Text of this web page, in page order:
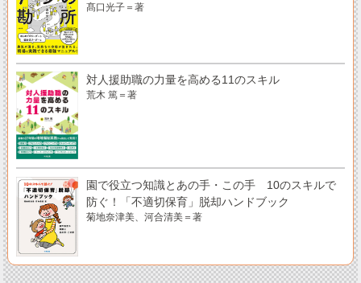
髙口光子＝著
対人援助職の力量を高める11のスキル
荒木 篤＝著
園で役立つ知識とあの手・この手 10のスキルで
防ぐ！「不適切保育」脱却ハンドブック
菊地奈津美、河合清美＝著